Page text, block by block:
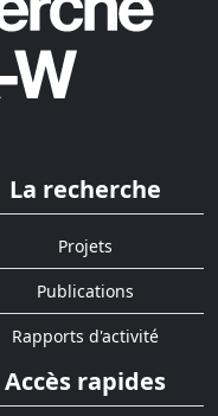
La recherche
Projets
Publications
Rapports d'activité
Accès rapides